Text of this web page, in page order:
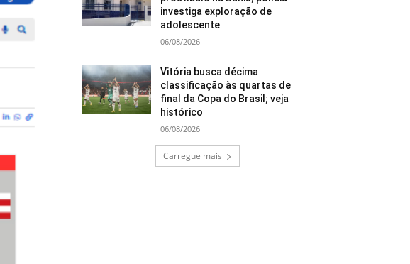
investiga exploração de
adolescente
06/08/2026
Vitória busca décima
classificação às quartas de
final da Copa do Brasil; veja
histórico
06/08/2026
Carregue mais